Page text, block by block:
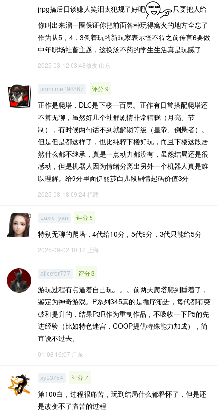
jrpg搞后日谈赚人笑泪太犯规了好吧
只要把人给
你叫出来溜一圈保证你把前面各种玩得窝火的地方全忘了
作为从5，4，3倒着玩的新玩家表示怪不得之前传言6要做
中年职场社畜主题，这换汤不药的学生生活真是玩腻了
2025-03-12 03:48修改 山东
jimhome198867 评分 9
正作是爬塔，DLC是下楼一百层。正作有日常搭配爬塔还
不算无聊，虽然好几个社群剧情非常糟糕（月亮、节
制），有时候两句话不到就解锁等级（皇帝、倒悬者）。
但是但是都这样了，也比纯粹下楼好玩，而且下楼这段居
然什么都不继承，真是一点动力都没有，虽然结局还是很
感动，但是机器人因为情绪分离出另外一个机器人真是难
以理解。给9分里面伊丽莎白几段剧情起码价值3分
2025-08-18 09:24 福建
Luxio_yan 评分 5
特别无聊的爬塔，4代给10分，5代9分，3代只能给5分
2025-09-02 10:12 上海
alicefor777 评分 3
游玩过程有点逼着自己玩。。。前两天爬塔爬到睡着了，
鉴定为神奇游戏。P系列345真的是循序渐进，每代都有突
破和提升的，结果P3R作为重制作品，不吸收一下P5的先
进经验（比如特色迷宫，COOP提供特殊能力加成），简
直说不过去。
01-08 16:07 广东
xy13754 评分 7
第100白，过程很痛苦，玩到结局什么都释怀了，但是还
是改变不了痛苦的过程